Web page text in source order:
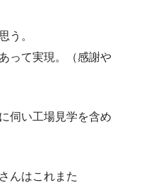
う。
って実現。（感謝や
伺い工場見学を含め
んはこれまた